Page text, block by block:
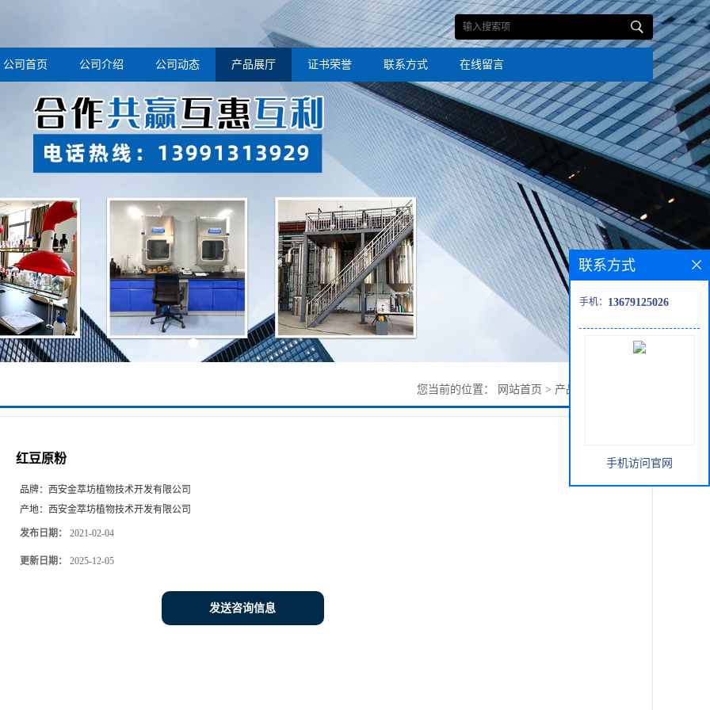
公司首页 公司介绍 公司动态 产品展厅 证书荣誉 联系方式 在线留言
您当前的位置： 网站首页 > 产品展厅
红豆原粉
品牌： 西安金萃坊植物技术开发有限公司
产地： 西安金萃坊植物技术开发有限公司
发布日期： 2021-02-04
更新日期： 2025-12-05
发送咨询信息
联系方式
手机： 13679125026
手机访问官网